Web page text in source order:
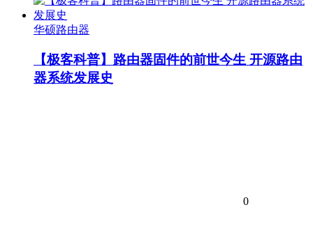
华硕路由器
【极客科普】路由器固件的前世今生 开源路由
器系统发展史
0